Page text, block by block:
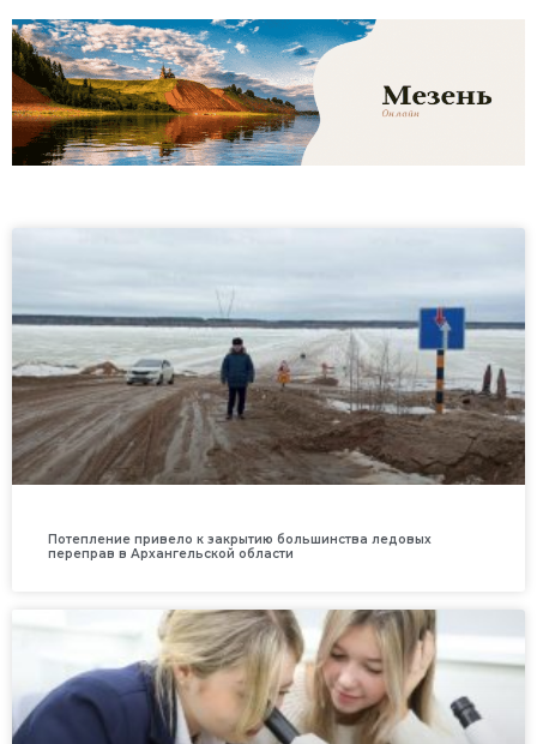
Потепление привело к закрытию большинства ледовых
переправ в Архангельской области